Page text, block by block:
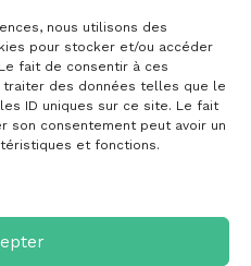
nous utilisons des
pour stocker et/ou accéder
fait de consentir à ces
des données telles que le
ID uniques sur ce site. Le fait
son consentement peut avoir un
et fonctions.